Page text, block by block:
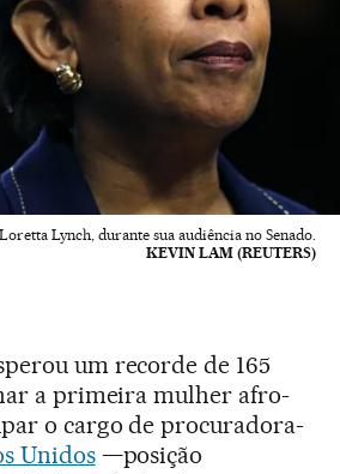
Loretta Lynch, durante sua audiência no Senado.
KEVIN LAM (REUTERS)
um recorde de 165
a primeira mulher afro-
o cargo de procuradora-
Unidos—posição